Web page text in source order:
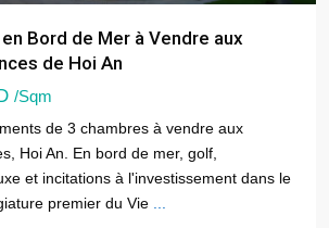
Bord de Mer à Vendre aux
de Hoi An
/Sqm
de 3 chambres à vendre aux
Hoi An. En bord de mer, golf,
et incitations à l'investissement dans le
premier du Vie ...